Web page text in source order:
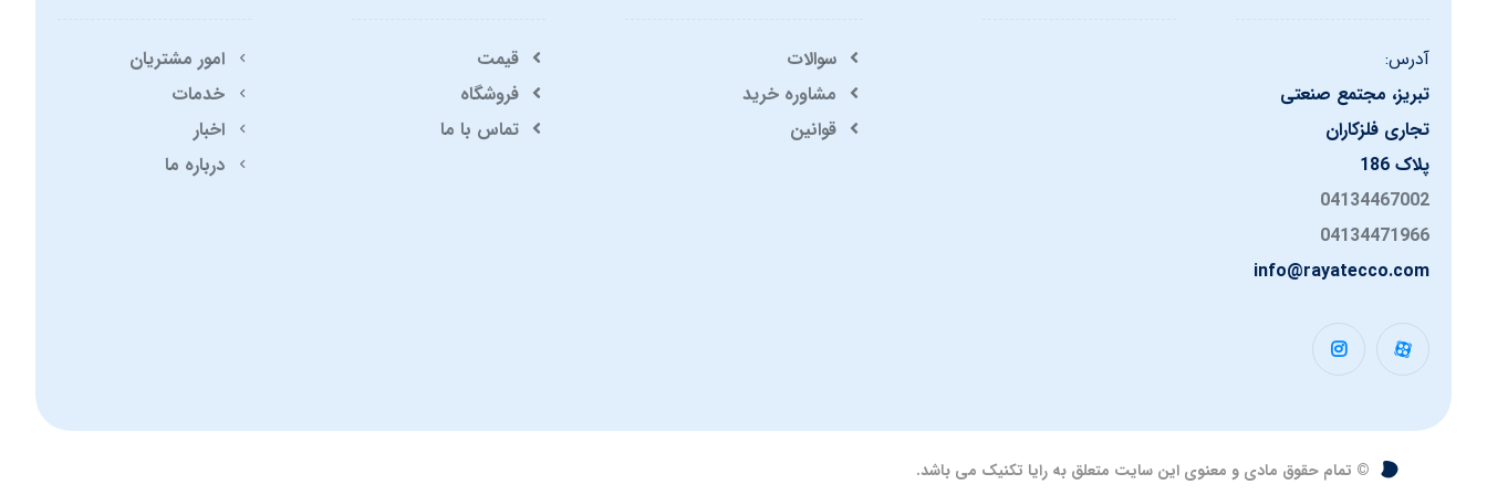
آدرس:
تبریز، مجتمع صنعتی
تجاری فلزکاران
پلاک 186
04134467002
04134471966
info@rayatecco.com
سوالات
مشاوره خرید
قوانین
قیمت
فروشگاه
تماس با ما
امور مشتریان
خدمات
اخبار
درباره ما
© تمام حقوق مادی و معنوی این سایت متعلق به رایا تکنیک می باشد.